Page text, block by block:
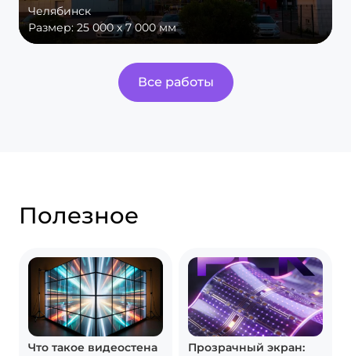
Челябинск
Размер: 25 000 х 7 000 мм
Все работы
Полезное
Что такое видеостена
Прозрачный экран: